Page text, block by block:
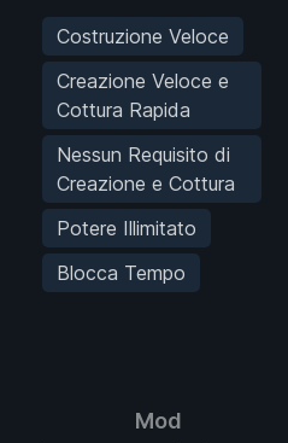
Costruzione Veloce
Creazione Veloce e
Cottura Rapida
Nessun Requisito di
Creazione e Cottura
Potere Illimitato
Blocca Tempo
Mod